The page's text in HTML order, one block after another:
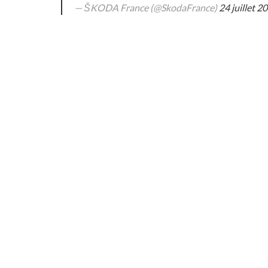
— ŠKODA France (@SkodaFrance)24 juillet